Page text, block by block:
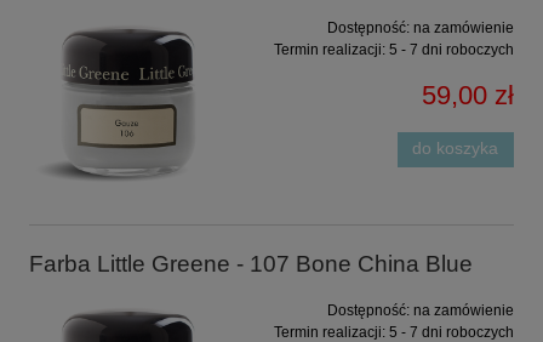
Dostępność: na zamówienie
Termin realizacji: 5 - 7 dni roboczych
59,00 zł
do koszyka
Farba Little Greene - 107 Bone China Blue
Dostępność: na zamówienie
Termin realizacji: 5 - 7 dni roboczych